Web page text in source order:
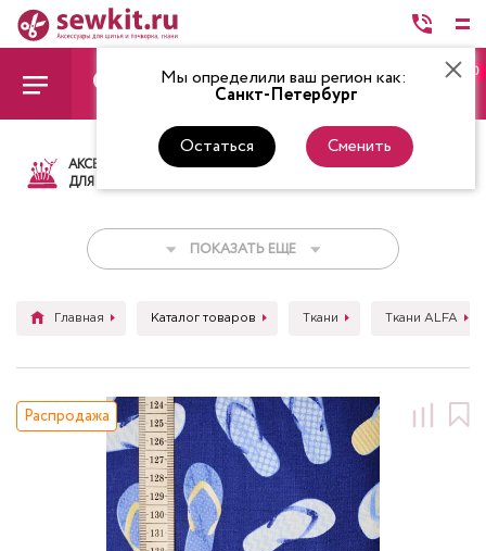
Мы определили ваш регион как:
Санкт-Петербург
Остаться Сменить
0
АКСЕССУАРЫ
ДЛЯ ШИТЬЯ
ТКАНИ НИТКИ
ПОКАЗАТЬ ЕЩЕ
Главная Каталог товаров Ткани Ткани ALFA
Распродажа